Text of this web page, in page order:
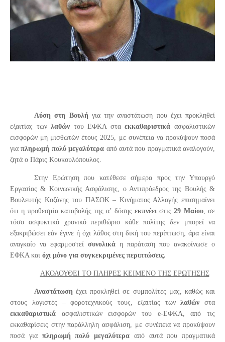
Λύση στη Βουλή για την αναστάτωση που έχει προκληθεί
εξαιτίας τωνλαθών του ΕΦΚΑ σταεκκαθαριστικά ασφαλιστικών
εισφορών μη μισθωτών έτους 2025, με συνέπεια να προκύψουν ποσά
γιαπληρωμή πολύ μεγαλύτερα από αυτά που πραγματικά αναλογούν,
ζητά ο Πάρις Κουκουλόπουλος.
Στην Ερώτηση που κατέθεσε σήμερα προς την Υπουργό
Εργασίας & Κοινωνικής Ασφάλισης, ο Αντιπρόεδρος της Βουλής &
Βουλευτής Κοζάνης του ΠΑΣΟΚ – Κινήματος Αλλαγής επισημαίνει
ότι η προθεσμία καταβολής της α’ δόσης εκπνέειστις29 Μαΐου, σε
τόσο ασφυκτικό χρονικό περιθώριο κάθε πολίτης δεν μπορεί να
εξακριβώσει εάν έγινε ή όχι λάθος στη δική του περίπτωση, άρα είναι
αναγκαίο να εφαρμοστεί συνολικά η παράταση που ανακοίνωσε ο
ΕΦΚΑ και όχι μόνο για συγκεκριμένες περιπτώσεις.
ΑΚΟΛΟΥΘΕΙ ΤΟ ΠΛΗΡΕΣ ΚΕΙΜΕΝΟ ΤΗΣ ΕΡΩΤΗΣΗΣ
Αναστάτωση έχει προκληθεί σε συμπολίτες μας, καθώς και
στους λογιστές – φοροτεχνικούς τους, εξαιτίας τωνλαθών στα
εκκαθαριστικά ασφαλιστικών εισφορών του e-ΕΦΚΑ, από τις
εκκαθαρίσεις στην παράλληλη ασφάλιση, με συνέπεια να προκύψουν
ποσά για πληρωμή πολύ μεγαλύτερα από αυτά που πραγματικά